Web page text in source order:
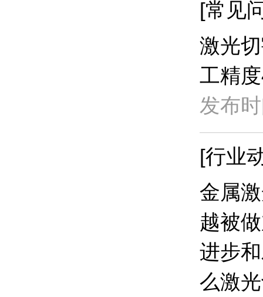
[常见
激光
工精
发布
[行业
金属
越被
进步
么激